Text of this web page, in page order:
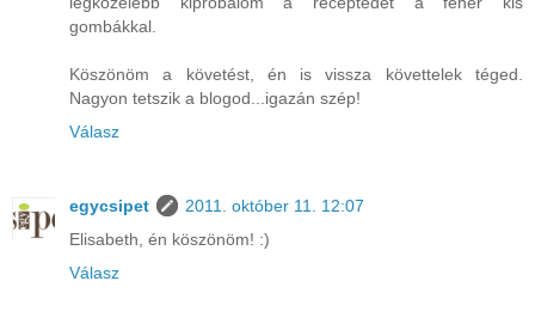
gombákkal.
Köszönöm a követést, én is vissza követtelek téged.
Nagyon tetszik a blogod...igazán szép!
Válasz
egycsipet
2011. október 11. 12:07
Elisabeth, én köszönöm! :)
Válasz